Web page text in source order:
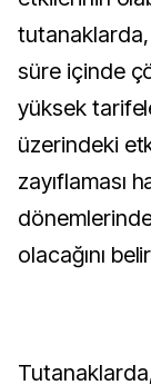
tutanaklarda,
süre içinde
yüksek
üzerindeki
zayıflaması
olacağını